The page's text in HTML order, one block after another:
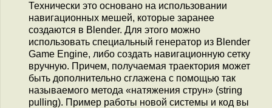
Технически это основано на использовании
навигационных мешей, которые заранее
создаются в Blender. Для этого можно
использовать специальный генератор из Blender
Game Engine, либо создать навигационную сетку
вручную. Причем, получаемая траектория может
быть дополнительно сглажена с помощью так
называемого метода «натяжения струн» (string
pulling). Пример работы новой системы и код вы